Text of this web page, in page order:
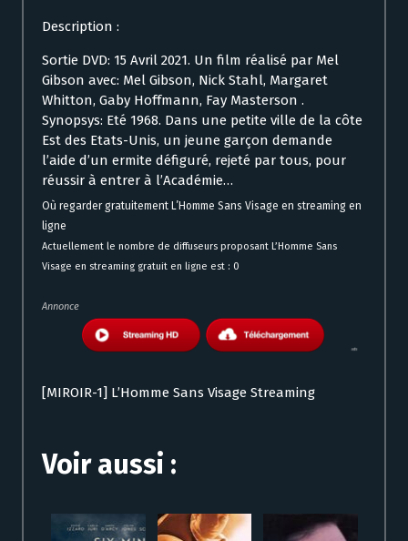
Description :
Sortie DVD: 15 Avril 2021. Un film réalisé par Mel
Gibson avec: Mel Gibson, Nick Stahl, Margaret
Whitton, Gaby Hoffmann, Fay Masterson .
Synopsys: Eté 1968. Dans une petite ville de la côte
Est des Etats-Unis, un jeune garçon demande
l’aide d’un ermite défiguré, rejeté par tous, pour
réussir à entrer à l’Académie…
Où regarder gratuitement L’Homme Sans Visage en streaming en
ligne
Actuellement le nombre de diffuseurs proposant L’Homme Sans
Visage en streaming gratuit en ligne est : 0
Annonce
[MIROIR-1] L’Homme Sans Visage Streaming
Voir aussi :